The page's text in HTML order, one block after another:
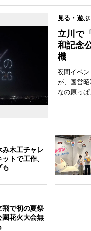
見る・遊ぶ
立川で
和記念
機
夜間イベン
が、国営
なの原っぱ
木工チャレ
トで工作、
も
飛で初の夏祭
花火大会無